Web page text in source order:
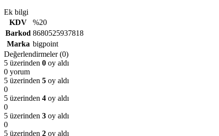
Ek bilgi
KDV
%20
Barkod 8680525937818
Marka bigpoint
Değerlendirmeler (0)
5 üzerinden 0 oy aldı
0 yorum
5 üzerinden 5 oy aldı
0
5 üzerinden 4 oy aldı
0
5 üzerinden 3 oy aldı
0
5 üzerinden 2 oy aldı